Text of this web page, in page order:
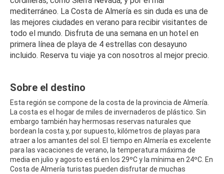
mediterráneo. La Costa de Almería es sin duda es una de
las mejores ciudades en verano para recibir visitantes de
todo el mundo. Disfruta de una semana en un hotel en
primera línea de playa de 4 estrellas con desayuno
incluido. Reserva tu viaje ya con nosotros al mejor precio.
Sobre el destino
Esta región se compone de la costa de la provincia de Almería.
La costa es el hogar de miles de invernaderos de plástico. Sin
embargo también hay hermosas reservas naturales que
bordean la costa y, por supuesto, kilómetros de playas para
atraer a los amantes del sol. El tiempo en Almería es excelente
para las vacaciones de verano, la temperatura máxima de
media en julio y agosto está en los 29ºC y la mínima en 24ºC. En
Costa de Almería turistas pueden disfrutar de muchas